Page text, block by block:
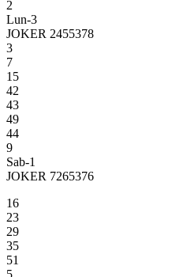
2
Lun-3
JOKER 2455378
3
7
15
42
43
49
44
9
Sab-1
JOKER 7265376
16
23
29
35
51
5